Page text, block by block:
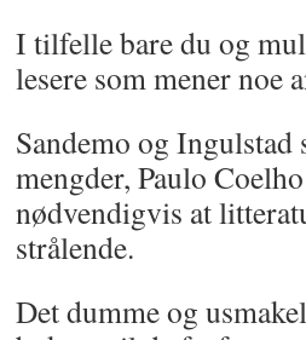
I tilfelle bare du og
lesere som mener noe
Sandemo og Ingulstad
mengder, Paulo
nødvendigvis at
strålende.
Det dumme og